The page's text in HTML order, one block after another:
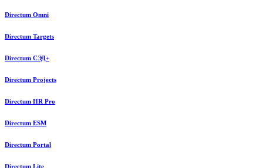
Directum Omni
Directum Targets
Directum СЭД+
Directum Projects
Directum HR Pro
Directum ESM
Directum Portal
Directum Lite